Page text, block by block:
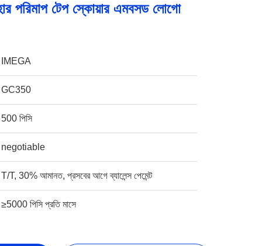
টেপ স্কোয়ার এমবসড লোগো
IMEGA
GC350
500 পিসি
negotiable
T/T, 30% আমানত, প্রসবের আগে ব্যালেন্স পেমেন্ট
≥5000 পিসি প্রতি মাসে